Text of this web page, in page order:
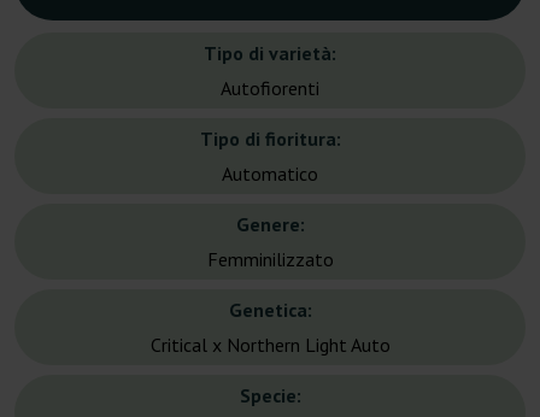
Tipo di varietà:
Autofiorenti
Tipo di fioritura:
Automatico
Genere:
Femminilizzato
Genetica:
Critical x Northern Light Auto
Specie: